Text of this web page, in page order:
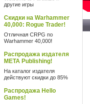
другие игры
Скидки на Warhammer
40,000: Rogue Trader!
Отличная CRPG по
Warhammer 40,000!
Распродажа издателя
META Publishing!
На каталог издателя
действуют скидки до 85%
Распродажа Hello
Games!